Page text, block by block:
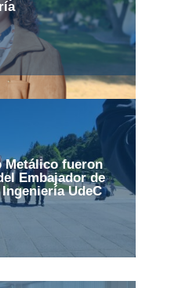
fueron
Embajador de
UdeC